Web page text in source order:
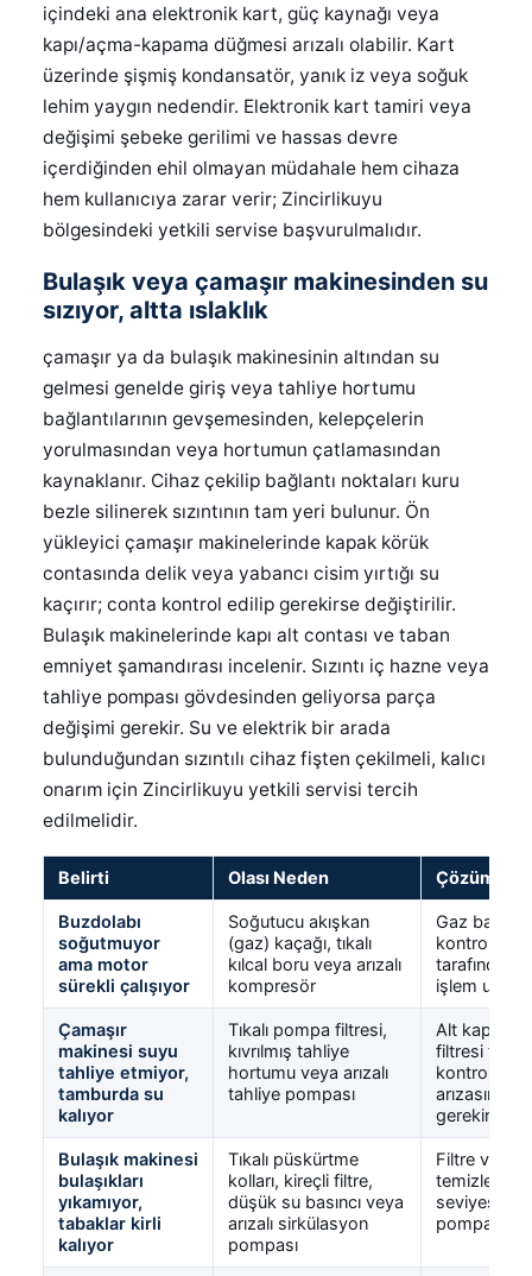
içindeki ana elektronik kart, güç kaynağı veya
kapı/açma-kapama düğmesi arızalı olabilir. Kart
üzerinde şişmiş kondansatör, yanık iz veya soğuk
lehim yaygın nedendir. Elektronik kart tamiri veya
değişimi şebeke gerilimi ve hassas devre
içerdiğinden ehil olmayan müdahale hem cihaza
hem kullanıcıya zarar verir; Zincirlikuyu
bölgesindeki yetkili servise başvurulmalıdır.
Bulaşık veya çamaşır makinesinden su
sızıyor, altta ıslaklık
çamaşır ya da bulaşık makinesinin altından su
gelmesi genelde giriş veya tahliye hortumu
bağlantılarının gevşemesinden, kelepçelerin
yorulmasından veya hortumun çatlamasından
kaynaklanır. Cihaz çekilip bağlantı noktaları kuru
bezle silinerek sızıntının tam yeri bulunur. Ön
yükleyici çamaşır makinelerinde kapak körük
contasında delik veya yabancı cisim yırtığı su
kaçırır; conta kontrol edilip gerekirse değiştirilir.
Bulaşık makinelerinde kapı alt contası ve taban
emniyet şamandırası incelenir. Sızıntı iç hazne veya
tahliye pompası gövdesinden geliyorsa parça
değişimi gerekir. Su ve elektrik bir arada
bulunduğundan sızıntılı cihaz fişten çekilmeli, kalıcı
onarım için Zincirlikuyu yetkili servisi tercih
edilmelidir.
Belirti Olası Neden Çözüm
Buzdolabı
soğutmuyor
ama motor
sürekli çalışıyor
Soğutucu akışkan
(gaz) kaçağı, tıkalı
kılcal boru veya arızalı
kompresör
Gaz
kontrolü
tarafından
işlem
Çamaşır
makinesi suyu
tahliye etmiyor,
tamburda su
kalıyor
Tıkalı pompa filtresi,
kıvrılmış tahliye
hortumu veya arızalı
tahliye pompası
Alt
filtresi
kontrol
arızasında
gerekir
Bulaşık makinesi
bulaşıkları
yıkamıyor,
tabaklar kirli
kalıyor
Tıkalı püskürtme
kolları, kireçli filtre,
düşük su basıncı veya
arızalı sirkülasyon
pompası
Filtre ve
temizlenir,
seviyesi
pompa